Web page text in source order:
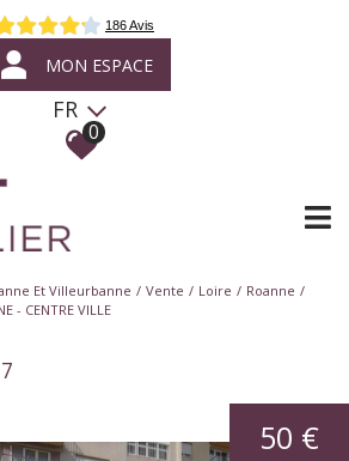
MON ESPACE
FR
0
Et Villeurbanne Vente Loire
Roanne
- CENTRE VILLE
50 €